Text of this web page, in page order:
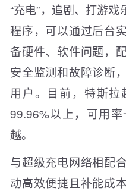
“充电”，追剧、打游
程序，可以通过后台
备硬件、软件问题，
安全监测和故障诊断
用户。目前，特斯
99.96%以上，可用
越。
与超级充电网络相配
动高效便捷且补能成